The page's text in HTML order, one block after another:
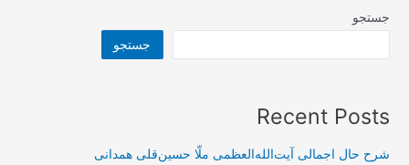
جستجو
جستجو
Recent Posts
شرح حال اجمالی آیت‌الله‌العظمی ملّا حسین‌قلی همدانی